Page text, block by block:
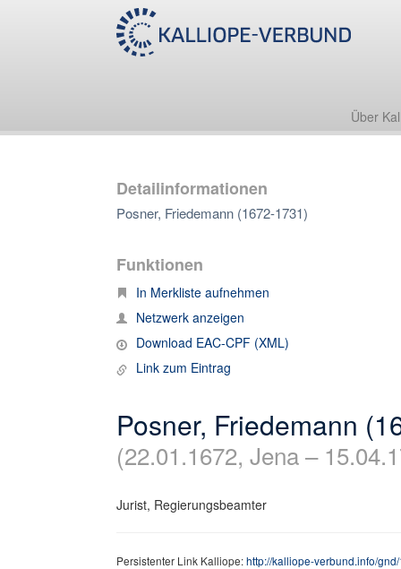
Über
Detailinformationen
Posner, Friedemann (1672-1731)
Funktionen
In Merkliste aufnehmen
Netzwerk anzeigen
Download EAC-CPF (XML)
Link zum Eintrag
Posner, Friedemann
(22.01.1672, Jena –
Jurist, Regierungsbeamter
Persistenter Link Kalliope:http://kalliope-verbund.info/